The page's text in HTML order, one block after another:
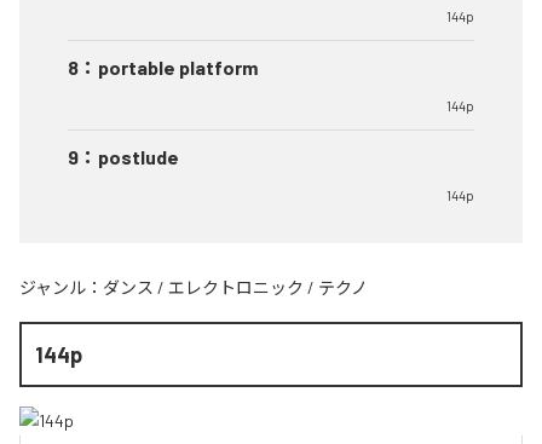
144p
8 ： portable platform
144p
9 ： postlude
144p
ジャンル： ダンス / エレクトロニック / テクノ
144p